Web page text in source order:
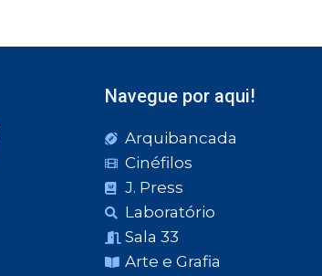
Navegue por aqui!
Arquibancada
Cinéfilos
J. Press
Laboratório
Sala 33
Arte e Grafia